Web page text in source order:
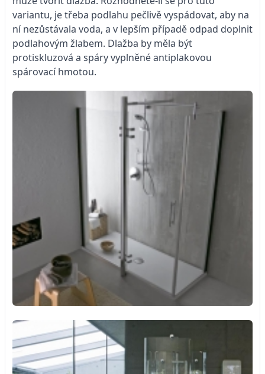
variantu, je třeba podlahu pečlivě vyspádovat, aby na
ní nezůstávala voda, a v lepším případě odpad doplnit
podlahovým žlabem. Dlažba by měla být
protiskluzová a spáry vyplněné antiplakovou
spárovací hmotou.